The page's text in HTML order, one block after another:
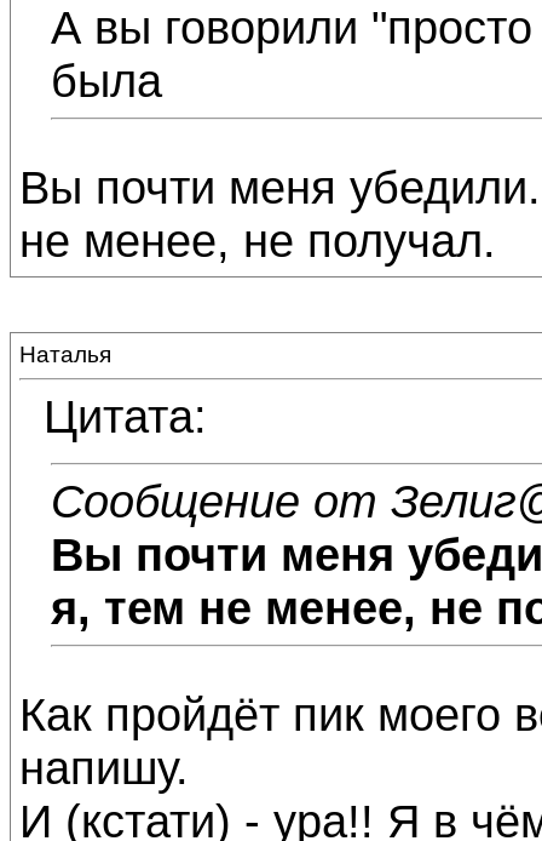
А вы говорили
была
Вы почти меня
не менее, не получал.
Наталья
Цитата:
Сообщение от Зелиг
Вы почти меня
я, тем не менее, не
Как пройдёт пик моего
напишу.
И (кстати) - ура!! Я в